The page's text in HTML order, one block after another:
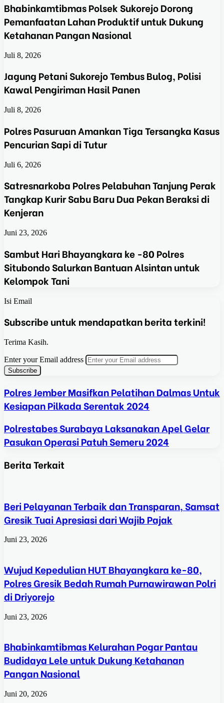
Bhabinkamtibmas Polsek Sukorejo Dorong
Pemanfaatan Lahan Produktif untuk Dukung
Ketahanan Pangan Nasional
Juli 8, 2026
Jagung Petani Sukorejo Tembus Bulog, Polisi
Kawal Pengiriman Hasil Panen
Juli 8, 2026
Polres Pasuruan Amankan Tiga Tersangka Kasus
Pencurian Sapi di Tutur
Juli 6, 2026
Satresnarkoba Polres Pelabuhan Tanjung Perak
Tangkap Kurir Sabu Baru Dua Pekan Beraksi di
Kenjeran
Juni 23, 2026
Sambut Hari Bhayangkara ke -80 Polres
Situbondo Salurkan Bantuan Alsintan untuk
Kelompok Tani
Isi Email
Subscribe untuk mendapatkan berita terkini!
Terima Kasih.
Enter your Email address
Polres Jember Masifkan Pelatihan Dalmas Untuk
Kesiapan Pilkada Serentak 2024
Polrestabes Surabaya Laksanakan Apel Gelar
Pasukan Operasi Patuh Semeru 2024
Berita Terkait
Beri Pelayanan Terbaik dan Transparan, Samsat
Gresik Tuai Apresiasi dari Wajib Pajak
Juni 23, 2026
Wujud Kepedulian HUT Bhayangkara ke-80,
Polres Gresik Bedah Rumah Purnawirawan Polri
di Driyorejo
Juni 23, 2026
Bhabinkamtibmas Kelurahan Pogar Pantau
Budidaya Lele untuk Dukung Ketahanan
Pangan Nasional
Juni 20, 2026